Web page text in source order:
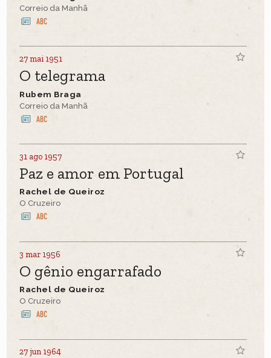
Correio da Manhã
27 mai 1951
O telegrama
Rubem Braga
Correio da Manhã
31 ago 1957
Paz e amor em Portugal
Rachel de Queiroz
O Cruzeiro
3 mar 1956
O gênio engarrafado
Rachel de Queiroz
O Cruzeiro
27 jun 1964